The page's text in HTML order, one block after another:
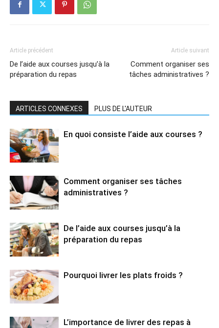
Article précédent
De l’aide aux courses jusqu’à la
préparation du repas
Article suivant
Comment organiser ses
tâches administratives ?
ARTICLES CONNEXES PLUS DE L'AUTEUR
En quoi consiste l’aide aux courses ?
Comment organiser ses tâches
administratives ?
De l’aide aux courses jusqu’à la
préparation du repas
Pourquoi livrer les plats froids ?
L’importance de livrer des repas à